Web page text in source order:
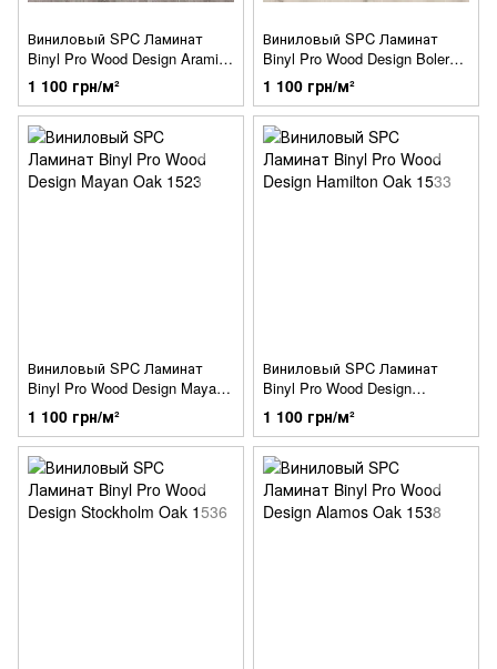
Виниловый SPC Ламинат
Binyl Pro Wood Design Aramis
Oak 1531
1 100 грн/м²
Виниловый SPC Ламинат
Binyl Pro Wood Design Bolero
Oak 1532
1 100 грн/м²
Виниловый SPC Ламинат
Binyl Pro Wood Design Mayan
Oak 1523
1 100 грн/м²
Виниловый SPC Ламинат
Binyl Pro Wood Design
Hamilton Oak 1533
1 100 грн/м²